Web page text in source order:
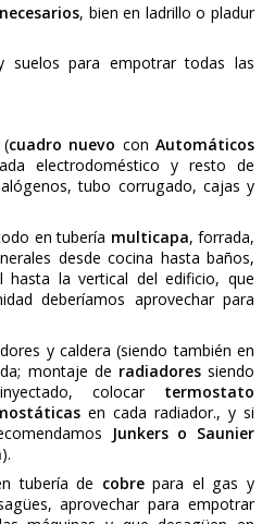
térmico, las puertas de paso
las puertas),
de 16 mm nuevos,
tener que andar
con el engorro que eso
de la vivienda, incluso
techos y además realizar
deGas, si lleva.
suelos
de la
Retirar
la
a
necesarios, bien en ladrillo